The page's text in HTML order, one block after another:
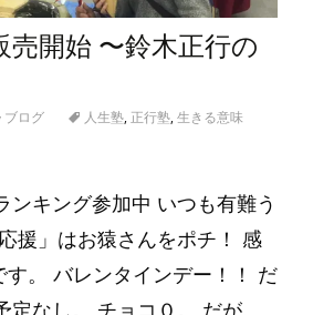
売開始 〜鈴木正行の
ブログ 人生塾, 正行塾,生きる意味
ンキング参加中 いつも有難う
援」はお猿さんをポチ！ 感
。 バレンタインデー！！ だ
なし。 チョコ０。 だが、